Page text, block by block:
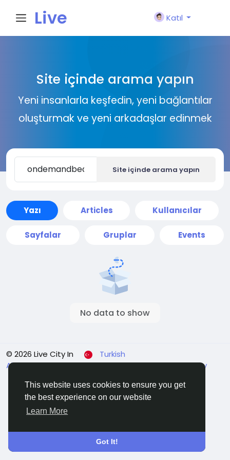
This website uses cookies to ensure you get
the best experience on our website
Learn More
Got It!
Live
n
Katıl
Site içinde arama yapın
Yeni insanlarla keşfedin, yeni bağlantılar
oluşturmak ve yeni arkadaşlar edinmek
Site içinde arama yapın
Yazı Articles Kullanıcılar
Sayfalar Gruplar Events
No data to show
© 2026 Live City In
Turkish
About Koşullar Gizlilik Shipping and delivery policy